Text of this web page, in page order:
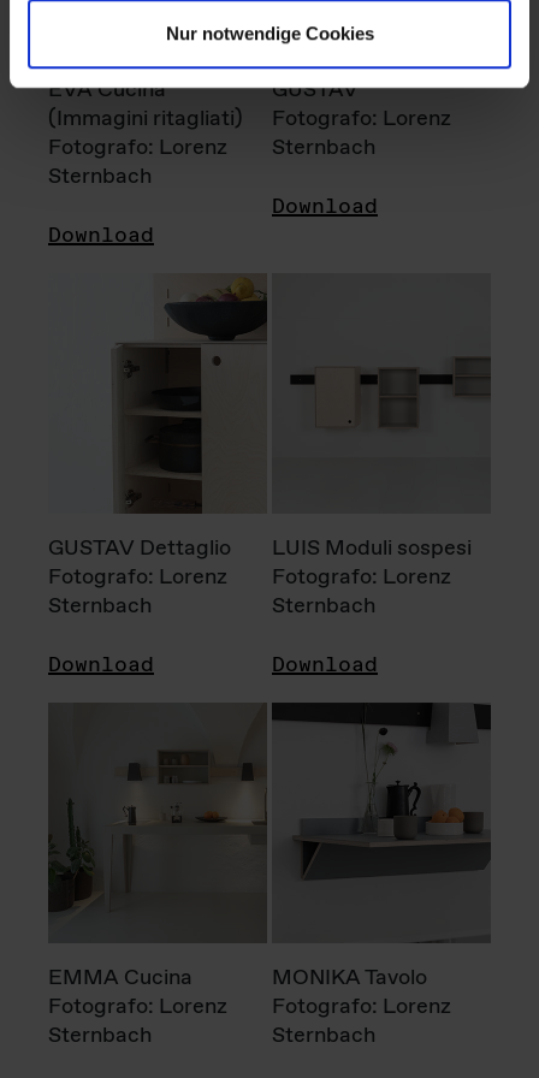
Nur notwendige Cookies
EVA Cucina
(Immagini ritagliati)
Fotografo: Lorenz
Sternbach
Download
GUSTAV
Fotografo: Lorenz
Sternbach
Download
GUSTAV Dettaglio
Fotografo: Lorenz
Sternbach
Download
LUIS Moduli sospesi
Fotografo: Lorenz
Sternbach
Download
EMMA Cucina
Fotografo: Lorenz
Sternbach
MONIKA Tavolo
Fotografo: Lorenz
Sternbach